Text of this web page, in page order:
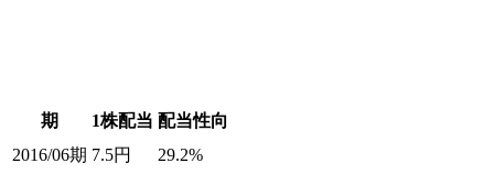
期 1株配当 配当性向
2016/06期 7.5円
29.2%